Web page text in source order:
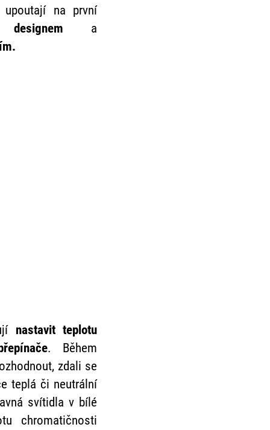
na první
a
nastavit teplotu
. Během
zdali se
teplá či neutrální
svítidla v bílé
chromatičnosti